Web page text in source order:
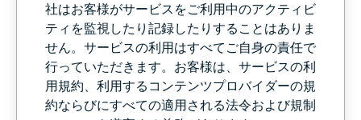
社はお客様がサービスをご利用中のアクティビ
ティを監視したり記録したりすることはありま
せん。サービスの利用はすべてご自身の責任で
行っていただきます。お客様は、サービスの利
用規約、利用するコンテンツプロバイダーの規
約ならびにすべての適用される法令および規制